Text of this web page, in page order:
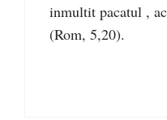
inmultit pacatul ,
(Rom, 5,20).